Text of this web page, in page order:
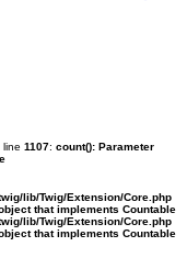
line 1107: count(): Parameter
lib/Twig/Extension/Core.php
that implements Countable
lib/Twig/Extension/Core.php
that implements Countable